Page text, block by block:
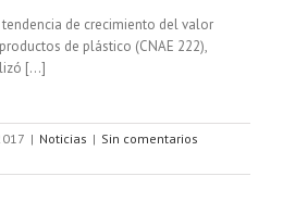
de crecimiento del valor
de plástico (CNAE 222),
[…]
| Noticias | Sin comentarios